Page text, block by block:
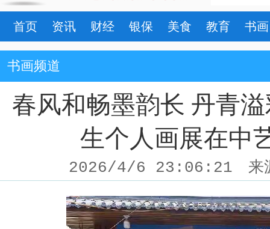
首页 资讯 财经 银保 美食 教育 书画
书画频道
春风和畅墨韵长 丹青
生个人画展在中
2026/4/6 23:06:21 来